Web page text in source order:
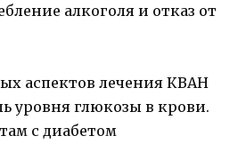
алкоголя и отказ от
аспектов лечения КВАН
уровня глюкозы в крови.
с диабетом